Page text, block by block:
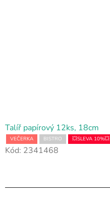
Talíř papírový 12ks, 18cm
VEČERKA BISTRO 💥SLEVA 10%💥
Kód: 2341468